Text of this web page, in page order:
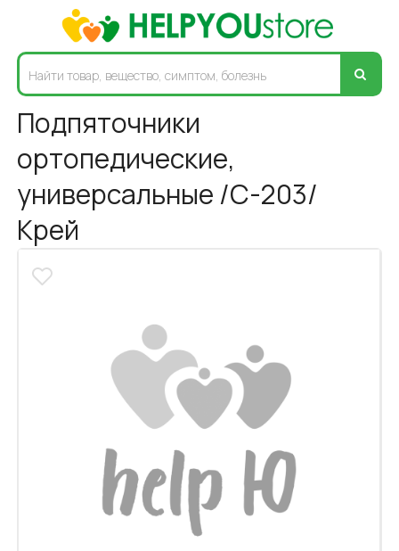
Подпяточники
ортопедические,
универсальные /С-203/
Крей